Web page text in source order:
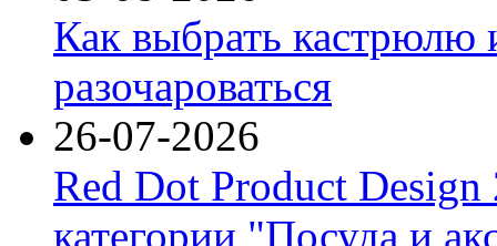
Как выбрать кастрюлю
разочароваться
26-07-2026
Red Dot Product Design
категории "Посуда и